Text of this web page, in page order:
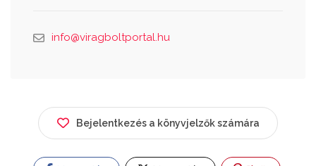
info@viragboltportal.hu
Bejelentkezés a könyvjelzők számára